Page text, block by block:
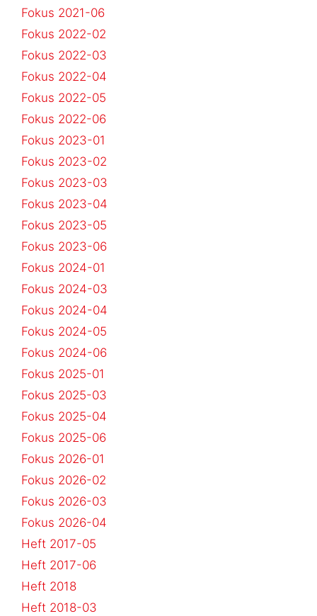
Fokus 2021-06
Fokus 2022-02
Fokus 2022-03
Fokus 2022-04
Fokus 2022-05
Fokus 2022-06
Fokus 2023-01
Fokus 2023-02
Fokus 2023-03
Fokus 2023-04
Fokus 2023-05
Fokus 2023-06
Fokus 2024-01
Fokus 2024-03
Fokus 2024-04
Fokus 2024-05
Fokus 2024-06
Fokus 2025-01
Fokus 2025-03
Fokus 2025-04
Fokus 2025-06
Fokus 2026-01
Fokus 2026-02
Fokus 2026-03
Fokus 2026-04
Heft 2017-05
Heft 2017-06
Heft 2018
Heft 2018-03